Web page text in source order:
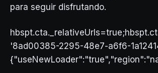
para seguir disfrutando.
'8ad00385-2295-48e7-a6f6-